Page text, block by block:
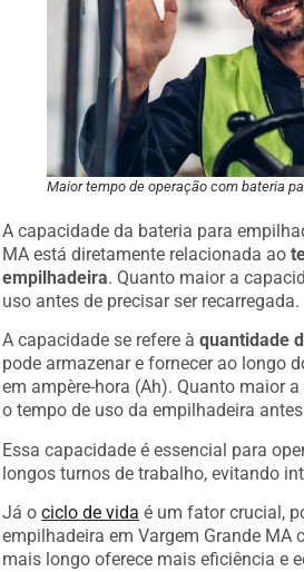
Maior tempo de operação com bateria
A capacidade da bateria para
MA está diretamente relacionada ao
empilhadeira. Quanto maior a
uso antes de precisar ser recarregada.
A capacidade se refere àquantidade
pode armazenar e fornecer ao longo
em ampère-hora (Ah). Quanto maior
o tempo de uso da empilhadeira
Essa capacidade é essencial para
longos turnos de trabalho, evitando
Já ociclo de vida é um fator crucial,
empilhadeira em Vargem Grande MA
mais longo oferece mais eficiência e